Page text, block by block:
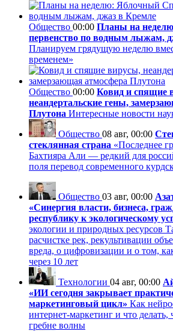
Общество 00:00 Планы на
первенство по водным лыжам,
Планируем грядущую неделю
временем»
Общество 00:00 Ковид и спящие
неандертальские гены,
Плутона Интересные новости
Общество 08 авг, 00:00
стеклянная страна «Последнее
Бахтияра Али — редкий для
поля перевод современного
Общество 03 авг, 00:00
«Синергия власти, бизнеса,
республику к экологическому
экологии и природных ресурсов
расчистке рек, рекультивации
вреда, о цифровизации и о том,
через 10 лет
Технологии 04 авг, 00:00
«ИИ сегодня закрывает
маркетинговый цикл» Как
интернет-маркетинг и что делать,
гребне волны